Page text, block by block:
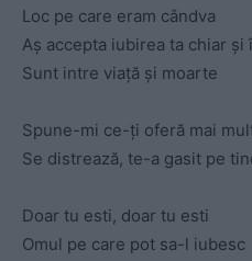
Loc pe care eram cândva
Aș accepta iubirea ta chiar și
Sunt intre viață și moarte
Spune-mi ce-ți oferă mai
Se distrează, te-a gasit pe
Doar tu esti, doar tu esti
Omul pe care pot sa-l iubesc